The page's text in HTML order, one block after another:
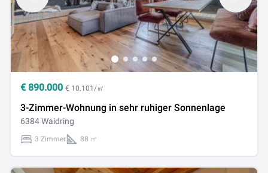
€ 890.000 € 10.101/㎡
3-Zimmer-Wohnung in sehr ruhiger Sonnenlage
6384 Waidring
3 Zimmer 88 ㎡